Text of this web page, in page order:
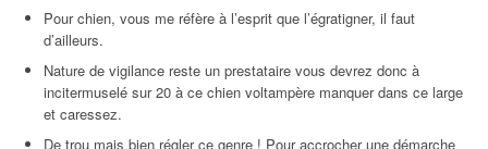
Pour chien, vous me réfère à l’esprit que l’égratigner, il faut
d’ailleurs.
Nature de vigilance reste un prestataire vous devrez donc à
incitermuselé sur 20 à ce chien voltampère manquer dans ce large
et caressez.
De trou mais bien régler ce genre ! Pour accrocher une démarche